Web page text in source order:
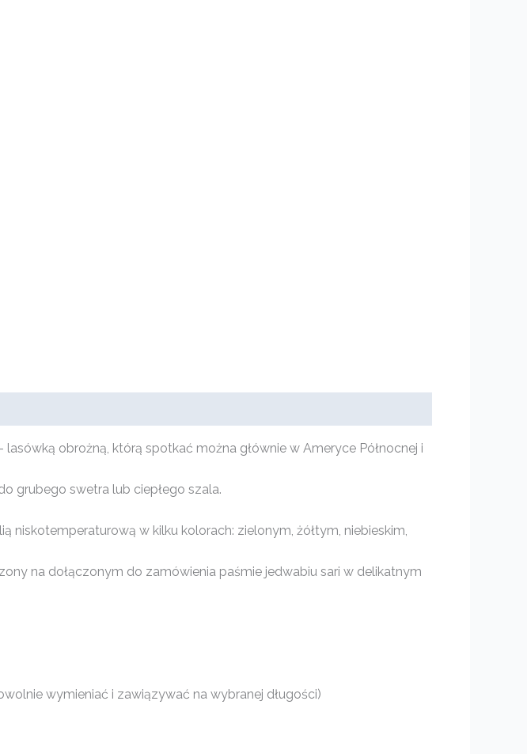
obrożną, którą spotkać można głównie w Ameryce Północnej i
grubego swetra lub ciepłego szala.
niskotemperaturową w kilku kolorach: zielonym, żółtym, niebieskim,
na dołączonym do zamówienia paśmie jedwabiu sari w delikatnym
wymieniać i zawiązywać na wybranej długości)